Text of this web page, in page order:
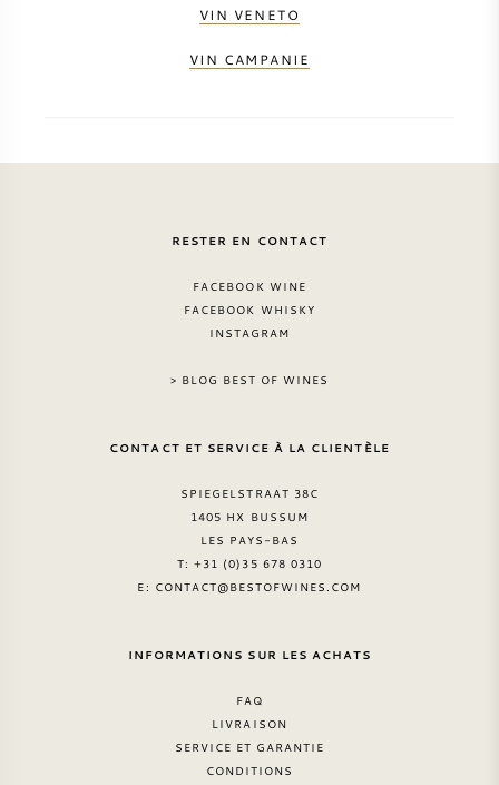
VIN VENETO
VIN CAMPANIE
RESTER EN CONTACT
FACEBOOK WINE
FACEBOOK WHISKY
INSTAGRAM
> BLOG BEST OF WINES
CONTACT ET SERVICE À LA CLIENTÈLE
SPIEGELSTRAAT 38C
1405 HX BUSSUM
LES PAYS-BAS
T: +31 (0)35 678 0310
E: CONTACT@BESTOFWINES.COM
INFORMATIONS SUR LES ACHATS
FAQ
LIVRAISON
SERVICE ET GARANTIE
CONDITIONS